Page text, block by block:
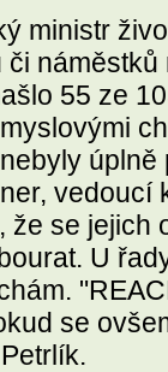
ministr
55 ze
vedoucí
že se jejich
U
se